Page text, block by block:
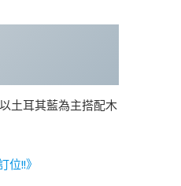
土耳其藍為主搭配木
!!》